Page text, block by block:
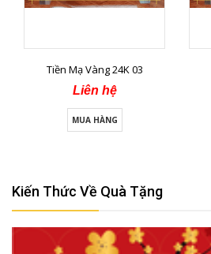
Tiền Mạ Vàng 24K 03
Liên hệ
MUA HÀNG
Kiến Thức Về Quà Tặng